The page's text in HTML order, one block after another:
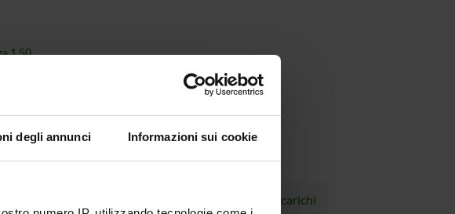
degli annunci Informazioni sui cookie
1.50
Incarichi